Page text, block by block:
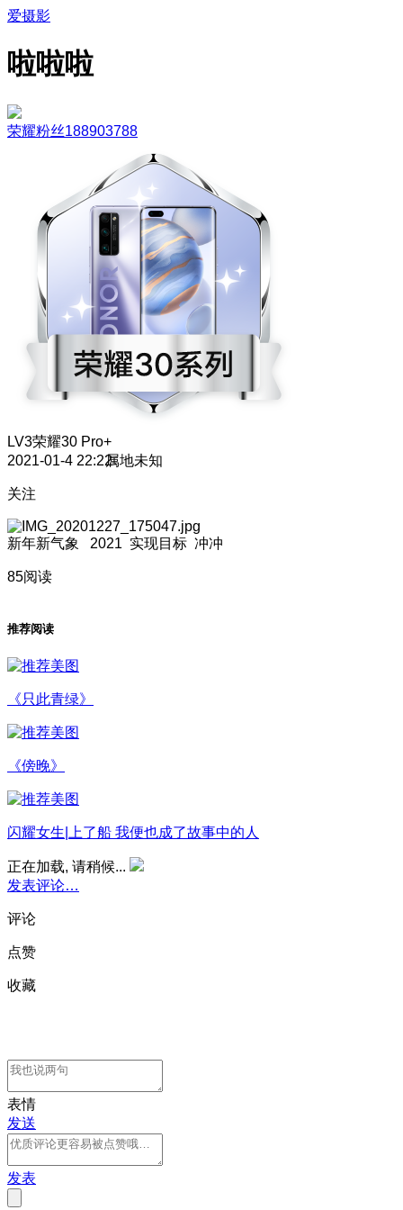
爱摄影
啦啦啦
荣耀粉丝188903788
LV3荣耀30 Pro+
2021-01-4 22:22属地未知
关注
新年新气象 2021 实现目标 冲冲
85阅读
推荐阅读
《只此青绿》
《傍晚》
闪耀女生|上了船 我便也成了故事中的人
正在加载, 请稍候...
发表评论…
评论
点赞
收藏
表情
发送
发表